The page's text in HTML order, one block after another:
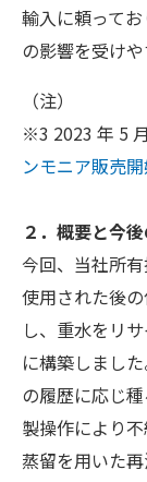
輸入に頼って
の影響を受け
（注）
※3 2023 年 5
ンモニア販売開
２．概要と今
今回、当社所
使用された後
し、重水をリ
に構築しまし
の履歴に応じ
製操作により
蒸留を用いた